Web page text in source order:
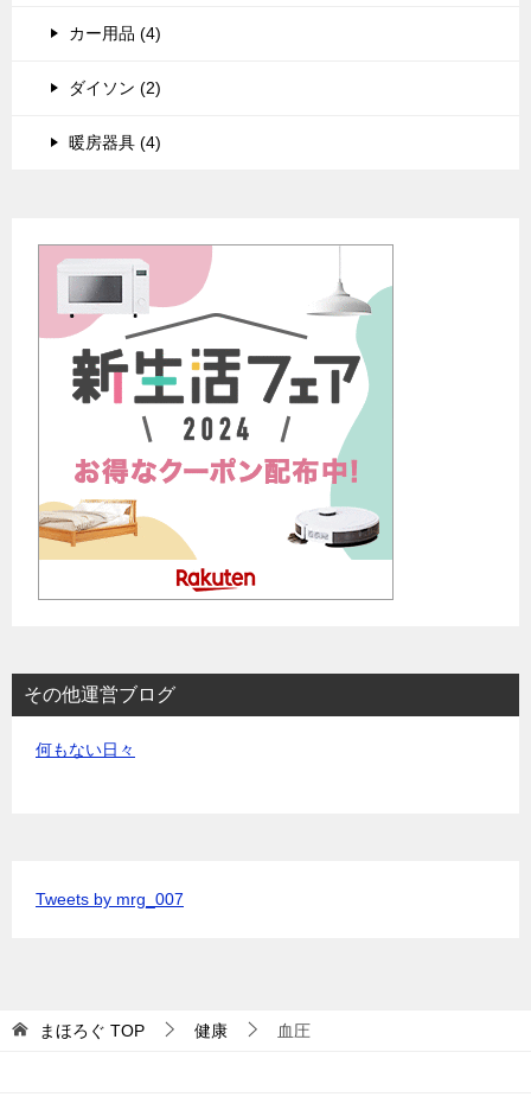
カー用品 (4)
ダイソン (2)
暖房器具 (4)
その他運営ブログ
何もない日々
Tweets by mrg_007
まほろぐ TOP 健康 血圧